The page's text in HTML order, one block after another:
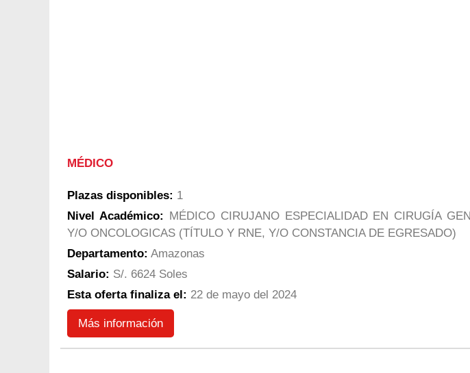
MÉDICO
Plazas disponibles: 1
Nivel Académico: MÉDICO CIRUJANO ESPECIALIDAD EN CIRUGÍA
Y/O ONCOLOGICAS (TÍTULO Y RNE, Y/O CONSTANCIA DE EGRESADO)
Departamento: Amazonas
Salario: S/. 6624 Soles
Esta oferta finaliza el: 22 de mayo del 2024
Más información